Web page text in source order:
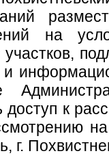
на
и
доступ к
г.